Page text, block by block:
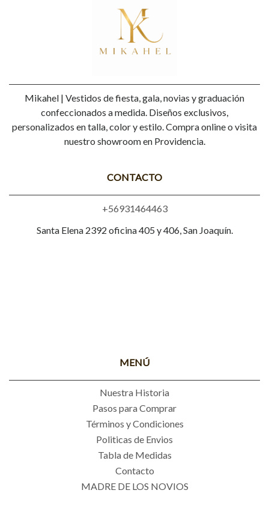
Mikahel | Vestidos de fiesta, gala, novias y graduación
confeccionados a medida. Diseños exclusivos,
personalizados en talla, color y estilo. Compra online o visita
nuestro showroom en Providencia.
CONTACTO
+56931464463
Santa Elena 2392 oficina 405 y 406, San Joaquín.
MENÚ
Nuestra Historia
Pasos para Comprar
Términos y Condiciones
Politicas de Envios
Tabla de Medidas
Contacto
MADRE DE LOS NOVIOS